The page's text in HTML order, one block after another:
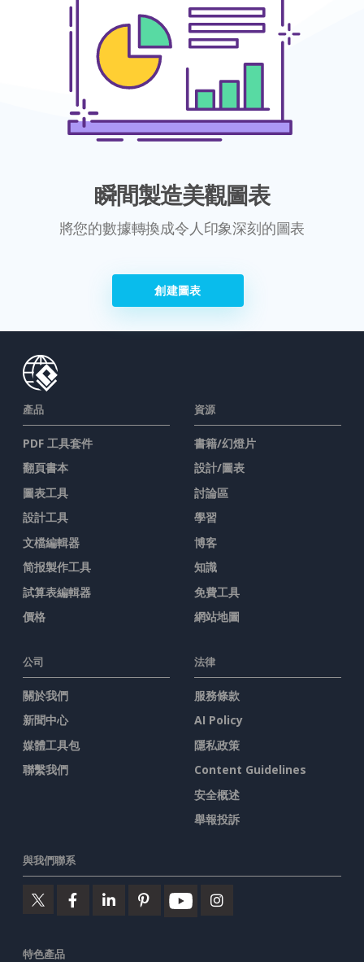
瞬間製造美觀圖表
將您的數據轉換成令人印象深刻的圖表
創建圖表
產品
PDF 工具套件
翻頁書本
圖表工具
設計工具
文檔編輯器
简报製作工具
試算表編輯器
價格
資源
書籍/幻燈片
設計/圖表
討論區
學習
博客
知識
免費工具
網站地圖
公司
關於我們
新聞中心
媒體工具包
聯繫我們
法律
服務條款
AI Policy
隱私政策
Content Guidelines
安全概述
舉報投訴
與我們聯系
特色產品